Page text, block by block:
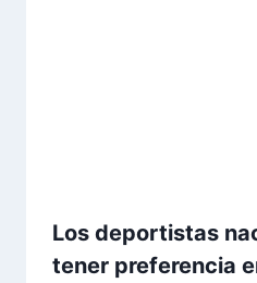
Los deportistas
tener preferencia